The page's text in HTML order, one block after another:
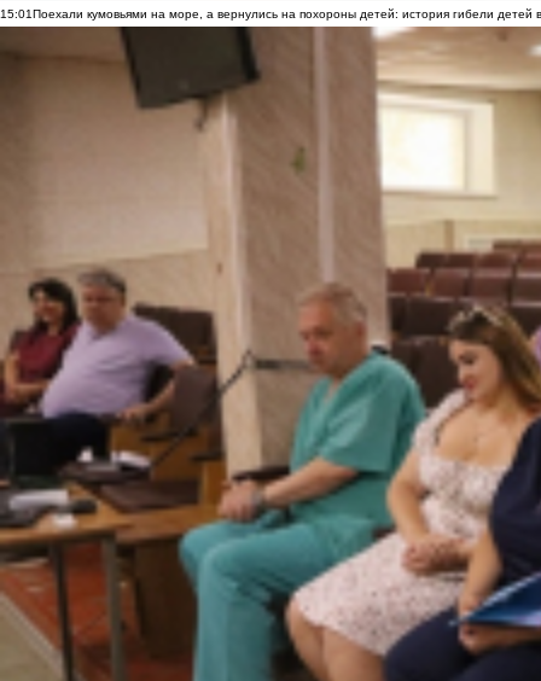
15:01Поехали кумовьями на море, а вернулись на похороны детей: история гибели детей